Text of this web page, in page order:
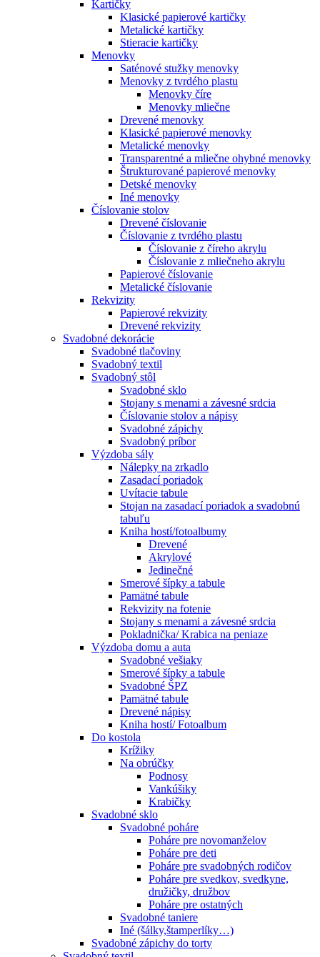
Kartičky
Klasické papierové kartičky
Metalické kartičky
Stieracie kartičky
Menovky
Saténové stužky menovky
Menovky z tvrdého plastu
Menovky číre
Menovky mliečne
Drevené menovky
Klasické papierové menovky
Metalické menovky
Transparentné a mliečne ohybné menovky
Štrukturované papierové menovky
Detské menovky
Iné menovky
Číslovanie stolov
Drevené číslovanie
Číslovanie z tvrdého plastu
Číslovanie z číreho akrylu
Číslovanie z mliečneho akrylu
Papierové číslovanie
Metalické číslovanie
Rekvizity
Papierové rekvizity
Drevené rekvizity
Svadobné dekorácie
Svadobné tlačoviny
Svadobný textil
Svadobný stôl
Svadobné sklo
Stojany s menami a závesné srdcia
Číslovanie stolov a nápisy
Svadobné zápichy
Svadobný príbor
Výzdoba sály
Nálepky na zrkadlo
Zasadací poriadok
Uvítacie tabule
Stojan na zasadací poriadok a svadobnú
tabuľu
Kniha hostí/fotoalbumy
Drevené
Akrylové
Jedinečné
Smerové šípky a tabule
Pamätné tabule
Rekvizity na fotenie
Stojany s menami a závesné srdcia
Pokladnička/ Krabica na peniaze
Výzdoba domu a auta
Svadobné vešiaky
Smerové šípky a tabule
Svadobné ŠPZ
Pamätné tabule
Drevené nápisy
Kniha hostí/ Fotoalbum
Do kostola
Krížiky
Na obrúčky
Podnosy
Vankúšiky
Krabičky
Svadobné sklo
Svadobné poháre
Poháre pre novomanželov
Poháre pre deti
Poháre pre svadobných rodičov
Poháre pre svedkov, svedkyne,
družičky, družbov
Poháre pre ostatných
Svadobné taniere
Iné (šálky,štamperlíky…)
Svadobné zápichy do torty